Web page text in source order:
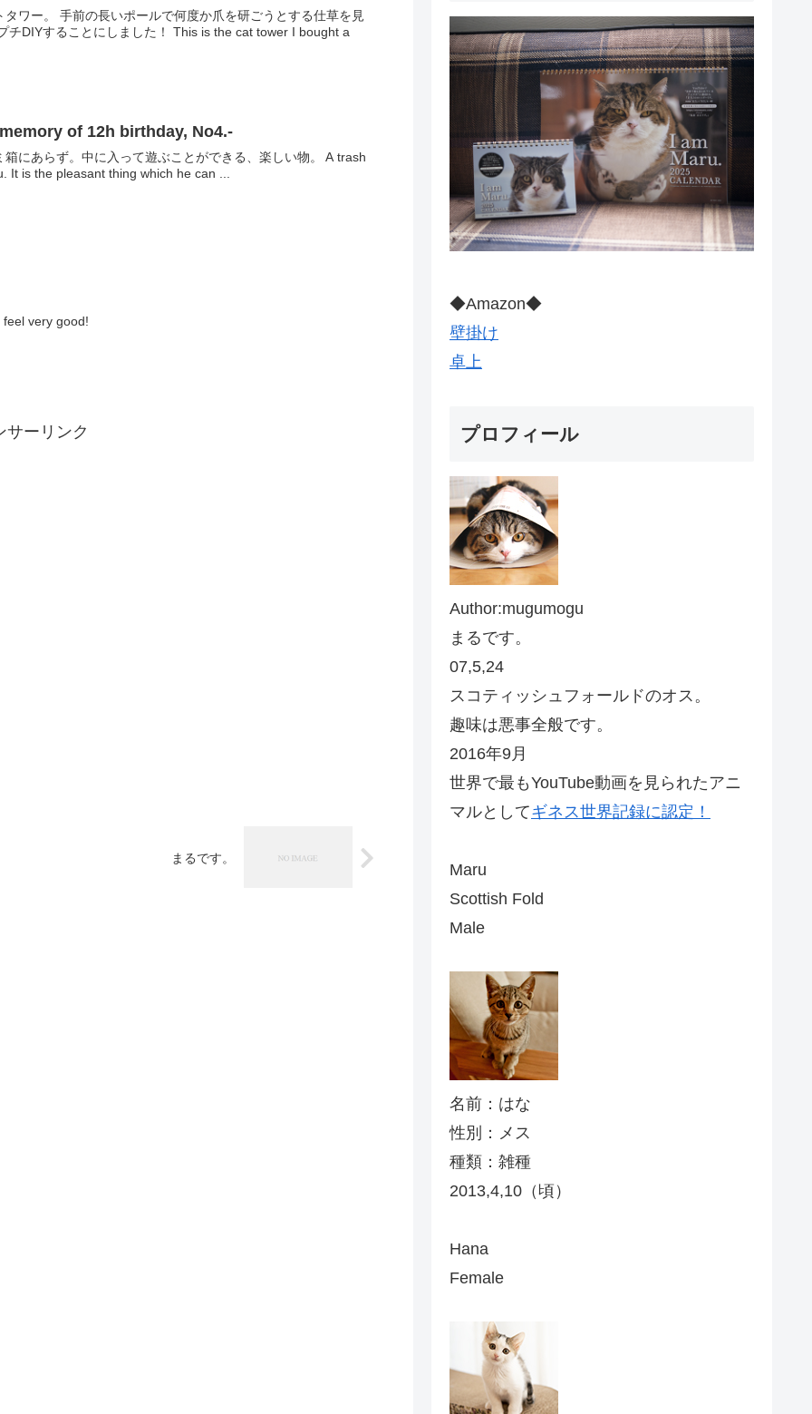
ワー。 手前の長いポールで何度か爪を研ごうとする仕草を見
チDIYすることにしました！ This is the cat tower I bought a
of 12h birthday, No4.-
にあらず。中に入って遊ぶことができる、楽しい物。 A trash
It is the pleasant thing which he can ...
feel very good!
サーリンク
まるです。
◆Amazon◆
壁掛け
卓上
プロフィール
Author:mugumogu
まるです。
07,5,24
スコティッシュフォールドのオス。
趣味は悪事全般です。
2016年9月
世界で最もYouTube動画を見られたアニ
マルとしてギネス世界記録に認定！
Maru
Scottish Fold
Male
名前：はな
性別：メス
種類：雑種
2013,4,10（頃）
Hana
Female